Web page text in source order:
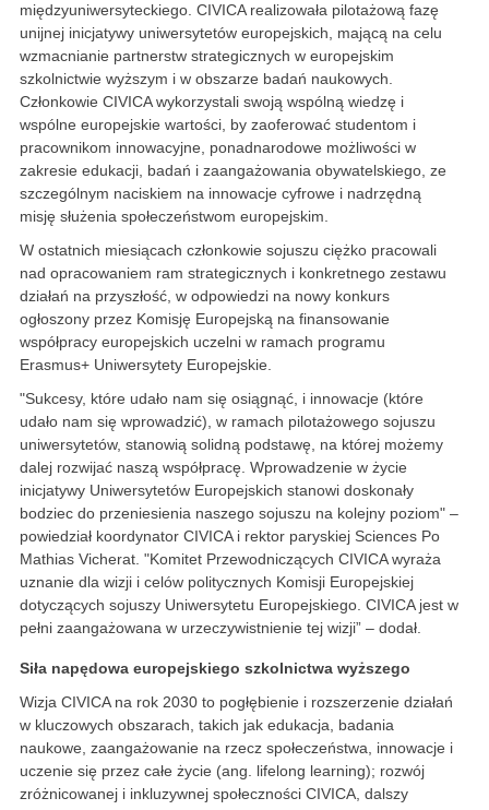
międzyuniwersyteckiego. CIVICA realizowała pilotażową fazę
unijnej inicjatywy uniwersytetów europejskich, mającą na celu
wzmacnianie partnerstw strategicznych w europejskim
szkolnictwie wyższym i w obszarze badań naukowych.
Członkowie CIVICA wykorzystali swoją wspólną wiedzę i
wspólne europejskie wartości, by zaoferować studentom i
pracownikom innowacyjne, ponadnarodowe możliwości w
zakresie edukacji, badań i zaangażowania obywatelskiego, ze
szczególnym naciskiem na innowacje cyfrowe i nadrzędną
misję służenia społeczeństwom europejskim.
W ostatnich miesiącach członkowie sojuszu ciężko pracowali
nad opracowaniem ram strategicznych i konkretnego zestawu
działań na przyszłość, w odpowiedzi na nowy konkurs
ogłoszony przez Komisję Europejską na finansowanie
współpracy europejskich uczelni w ramach programu
Erasmus+ Uniwersytety Europejskie.
"Sukcesy, które udało nam się osiągnąć, i innowacje (które
udało nam się wprowadzić), w ramach pilotażowego sojuszu
uniwersytetów, stanowią solidną podstawę, na której możemy
dalej rozwijać naszą współpracę. Wprowadzenie w życie
inicjatywy Uniwersytetów Europejskich stanowi doskonały
bodziec do przeniesienia naszego sojuszu na kolejny poziom" –
powiedział koordynator CIVICA i rektor paryskiej Sciences Po
Mathias Vicherat. "Komitet Przewodniczących CIVICA wyraża
uznanie dla wizji i celów politycznych Komisji Europejskiej
dotyczących sojuszy Uniwersytetu Europejskiego. CIVICA jest w
pełni zaangażowana w urzeczywistnienie tej wizji” – dodał.
Siła napędowa europejskiego szkolnictwa wyższego
Wizja CIVICA na rok 2030 to pogłębienie i rozszerzenie działań
w kluczowych obszarach, takich jak edukacja, badania
naukowe, zaangażowanie na rzecz społeczeństwa, innowacje i
uczenie się przez całe życie (ang. lifelong learning); rozwój
zróżnicowanej i inkluzywnej społeczności CIVICA, dalszy